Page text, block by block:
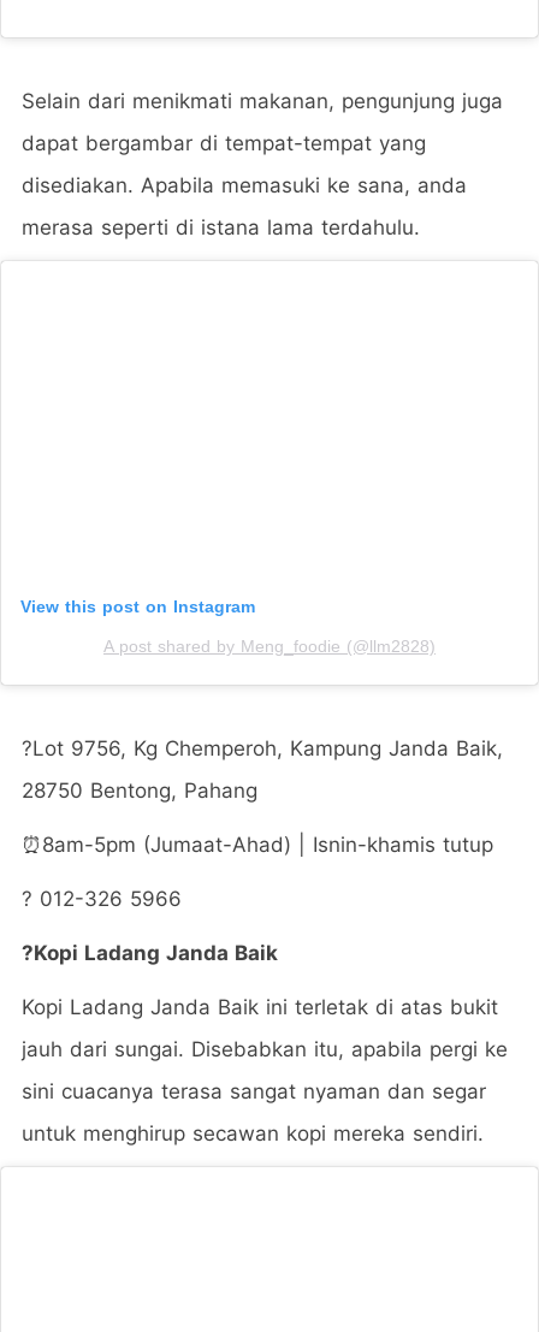
Selain dari menikmati makanan, pengunjung juga
dapat bergambar di tempat-tempat yang
disediakan. Apabila memasuki ke sana, anda
merasa seperti di istana lama terdahulu.
View this post on Instagram
A post shared by Meng_foodie (@llm2828)
?Lot 9756, Kg Chemperoh, Kampung Janda Baik,
28750 Bentong, Pahang
⏰8am-5pm (Jumaat-Ahad) | Isnin-khamis tutup
? 012-326 5966
?Kopi Ladang Janda Baik
Kopi Ladang Janda Baik ini terletak di atas bukit
jauh dari sungai. Disebabkan itu, apabila pergi ke
sini cuacanya terasa sangat nyaman dan segar
untuk menghirup secawan kopi mereka sendiri.